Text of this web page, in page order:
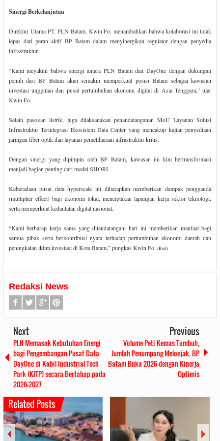
Sinergi Berkelanjutan
Direktur Utama PT. PLN Batam, Kwin Fo, menambahkan bahwa kolaborasi ini tidak
lepas dari peran aktif BP Batam dalam menyinergikan regulator dengan penyedia
infrastruktur.
“Kami meyakini bahwa sinergi antara PLN Batam dan DayOne dengan dukungan
penuh dari BP Batam akan semakin memperkuat posisi Batam sebagai kawasan
investasi unggulan dan pusat pertumbuhan ekonomi digital di Asia Tenggara,” ujar
Kwin Fo.
Selain pasokan listrik, juga dilaksanakan penandatanganan MoU Layanan Solusi
Infrastruktur Terintegrasi Ekosistem Data Center yang mencakup kajian penyediaan
jaringan fiber optik dan layanan pemeliharaan infrastruktur kritis.
Dengan sinergi yang dipimpin oleh BP Batam, kawasan ini kini bertransformasi
menjadi bagian penting dari model SIJORI.
Keberadaan pusat data hyperscale ini diharapkan memberikan dampak pengganda
(multiplier effect) bagi ekonomi lokal, menciptakan lapangan kerja sektor teknologi,
serta memperkuat kedaulatan digital nasional.
“Kami berharap kerja sama yang ditandatangani hari ini memberikan manfaat bagi
semua pihak serta berkontribusi nyata terhadap pertumbuhan ekonomi daerah dan
peningkatan iklim investasi di Kota Batam,” pungkas Kwin Fo. (Red)
Redaksi News
Next
PLN Memasok Kebutuhan Energi
bagi Pengembangan Pusat Data
DayOne di Kabil Industrial Tech
Park (KITP) secara Bertahap pada
2026-2027
Previous
Volume Peti Kemas Tumbuh,
Jumlah Penumpang Melonjak, BP
Batam Buka 2026 dengan Kinerja
Optimis
Related Posts